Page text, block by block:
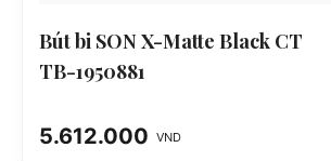
Bút bi SON X-Matte Black CT
TB-1950881
5.612.000 VND